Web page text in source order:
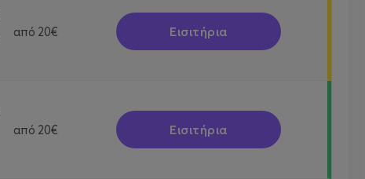
από 20€ Εισιτήρια
από 20€ Εισιτήρια